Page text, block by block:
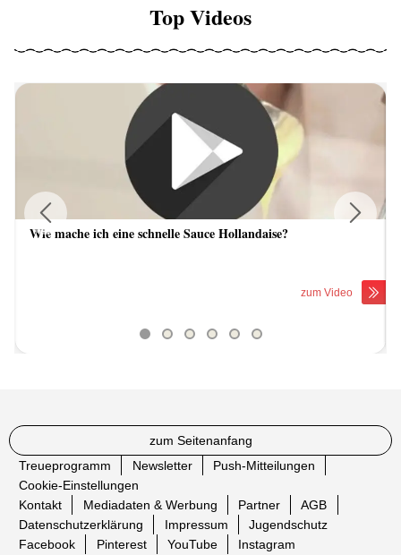
Top Videos
Wie mache ich eine schnelle Sauce Hollandaise?
zum Video
Previous
zum Seitenanfang
Treueprogramm
Newsletter
Push-Mitteilungen
Cookie-Einstellungen
Kontakt
Mediadaten & Werbung Partner
AGB
Datenschutzerklärung
Impressum
Jugendschutz
Facebook
Pinterest YouTube Instagram